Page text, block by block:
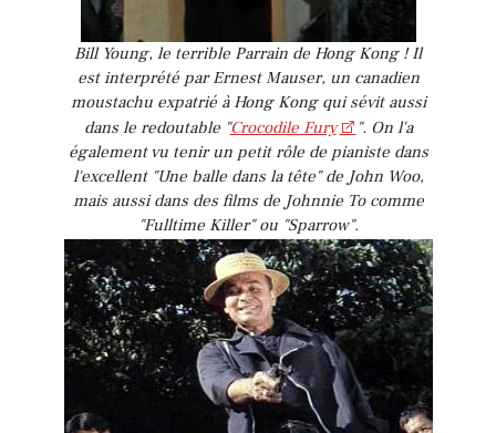
Bill Young, le terrible Parrain de Hong Kong ! Il
est interprété par Ernest Mauser, un canadien
moustachu expatrié à Hong Kong qui sévit aussi
dans le redoutable "Crocodile Fury
". On l'a
également vu tenir un petit rôle de pianiste dans
l'excellent "Une balle dans la tête" de John Woo,
mais aussi dans des films de Johnnie To comme
"Fulltime Killer" ou "Sparrow".